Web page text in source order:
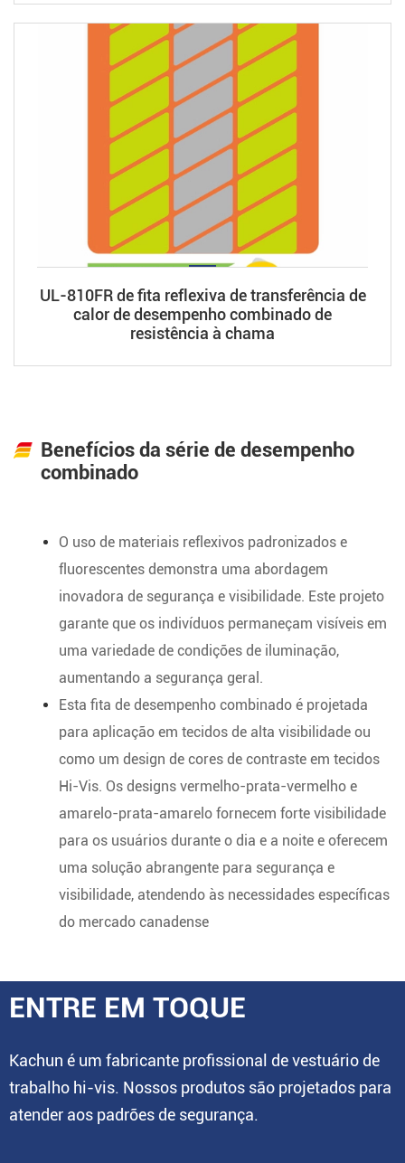
UL-810FR de fita reflexiva de transferência de
calor de desempenho combinado de
resistência à chama
Benefícios da série de desempenho
combinado
O uso de materiais reflexivos padronizados e
fluorescentes demonstra uma abordagem
inovadora de segurança e visibilidade. Este projeto
garante que os indivíduos permaneçam visíveis em
uma variedade de condições de iluminação,
aumentando a segurança geral.
Esta fita de desempenho combinado é projetada
para aplicação em tecidos de alta visibilidade ou
como um design de cores de contraste em tecidos
Hi-Vis. Os designs vermelho-prata-vermelho e
amarelo-prata-amarelo fornecem forte visibilidade
para os usuários durante o dia e a noite e oferecem
uma solução abrangente para segurança e
visibilidade, atendendo às necessidades específicas
do mercado canadense
ENTRE EM TOQUE
Kachun é um fabricante profissional de vestuário de
trabalho hi-vis. Nossos produtos são projetados para
atender aos padrões de segurança.